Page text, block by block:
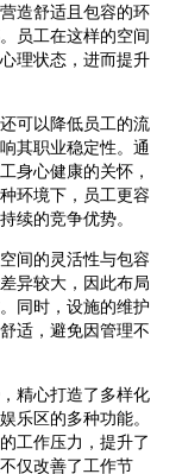
造舒适且包容的环
员工在这样的空间
理状态，进而提升
可以降低员工的流
其职业稳定性。通
身心健康的关怀，
环境下，员工更容
续的竞争优势。
间的灵活性与包容
异较大，因此布局
同时，设施的维护
适，避免因管理不
精心打造了多样化
乐区的多种功能。
工作压力，提升了
仅改善了工作节